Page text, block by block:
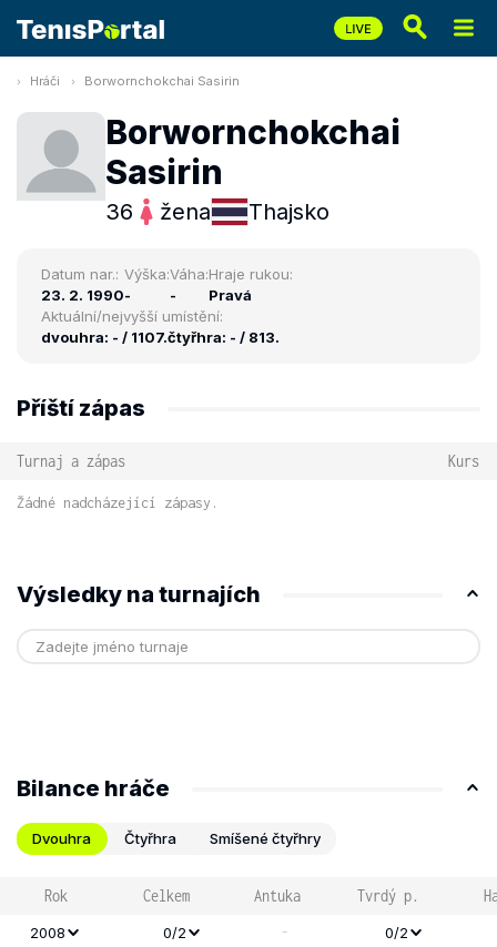
Hráči Borwornchokchai Sasirin
Borwornchokchai
Sasirin
36 žena Thajsko
Datum nar.:
23. 2. 1990
Výška:
-
Váha:
-
Hraje rukou:
Pravá
Aktuální/nejvyšší umístění:
dvouhra: - / 1107.čtyřhra: - / 813.
Příští zápas
Turnaj a zápas Kurs
Žádné nadcházející zápasy.
Výsledky na turnajích
Bilance hráče
Dvouhra Čtyřhra Smíšené čtyřhry
Rok Celkem Antuka Tvrdý p.
2008 0/2 -
0/2